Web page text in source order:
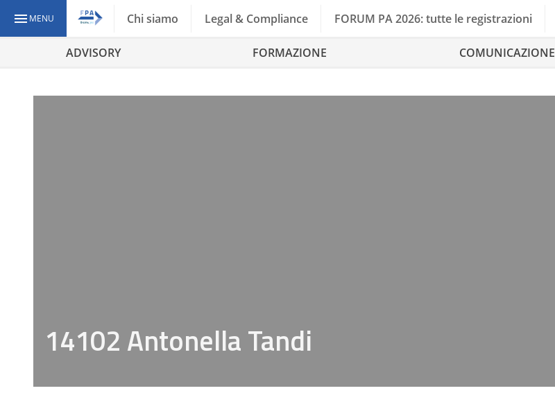
MENU Chi siamo Legal & Compliance FORUM PA 2026: tutte le registrazioni
ADVISORY FORMAZIONE COMUNICAZIONE
14102 Antonella Tandi